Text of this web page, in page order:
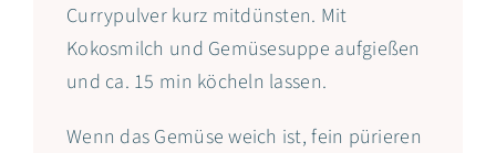
Currypulver kurz mitdünsten. Mit
Kokosmilch und Gemüsesuppe aufgießen
und ca. 15 min köcheln lassen.
Wenn das Gemüse weich ist, fein pürieren